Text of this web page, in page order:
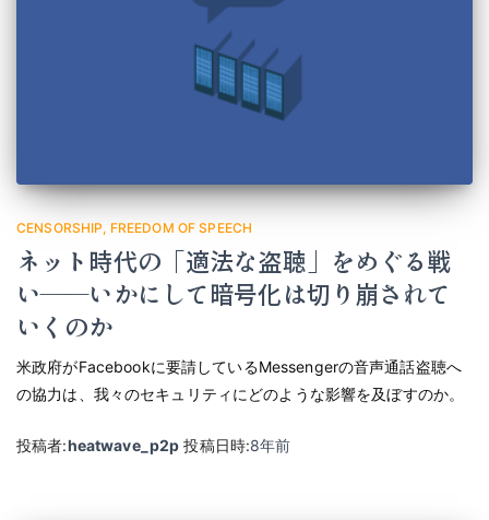
CENSORSHIP FREEDOM OF SPEECH
ネット時代の「適法な盗聴」をめぐる戦
い――いかにして暗号化は切り崩されて
いくのか
米政府がFacebookに要請しているMessengerの音声通話盗聴へ
の協力は、我々のセキュリティにどのような影響を及ぼすのか。
投稿者:heatwave_p2p 投稿日時:8年前